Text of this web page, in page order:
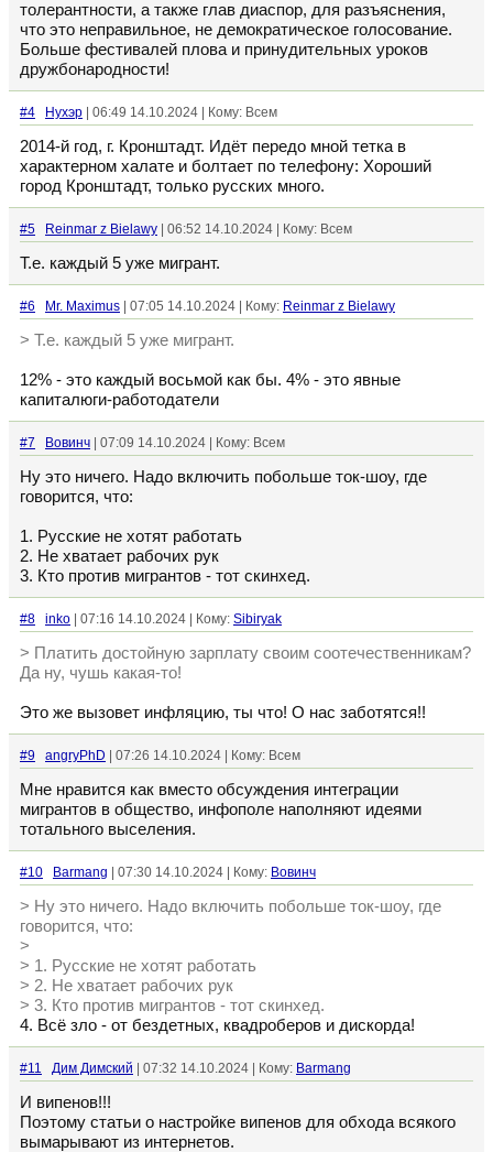
толерантности, а также глав диаспор, для разъяснения,
что это неправильное, не демократическое голосование.
Больше фестивалей плова и принудительных уроков
дружбонародности!
#4 Нухэр | 06:49 14.10.2024 | Кому: Всем
2014-й год, г. Кронштадт. Идёт передо мной тетка в
характерном халате и болтает по телефону: Хороший
город Кронштадт, только русских много.
#5 Reinmar z Bielawy | 06:52 14.10.2024 | Кому: Всем
Т.е. каждый 5 уже мигрант.
#6 Mr. Maximus | 07:05 14.10.2024 | Кому: Reinmar z Bielawy
> Т.е. каждый 5 уже мигрант.
12% - это каждый восьмой как бы. 4% - это явные
капиталюги-работодатели
#7 Вовинч | 07:09 14.10.2024 | Кому: Всем
Ну это ничего. Надо включить побольше ток-шоу, где
говорится, что:
1. Русские не хотят работать
2. Не хватает рабочих рук
3. Кто против мигрантов - тот скинхед.
#8 inko | 07:16 14.10.2024 | Кому: Sibiryak
> Платить достойную зарплату своим соотечественникам?
Да ну, чушь какая-то!
Это же вызовет инфляцию, ты что! О нас заботятся!!
#9 angryPhD | 07:26 14.10.2024 | Кому: Всем
Мне нравится как вместо обсуждения интеграции
мигрантов в общество, инфополе наполняют идеями
тотального выселения.
#10 Barmang | 07:30 14.10.2024 | Кому: Вовинч
> Ну это ничего. Надо включить побольше ток-шоу, где
говорится, что:
>
> 1. Русские не хотят работать
> 2. Не хватает рабочих рук
> 3. Кто против мигрантов - тот скинхед.
4. Всё зло - от бездетных, квадроберов и дискорда!
#11 Дим Димский | 07:32 14.10.2024 | Кому: Barmang
И випенов!!!
Поэтому статьи о настройке випенов для обхода всякого
вымарывают из интернетов.